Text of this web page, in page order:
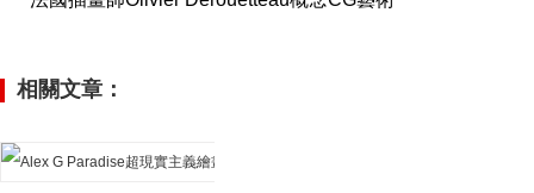
相關文章：